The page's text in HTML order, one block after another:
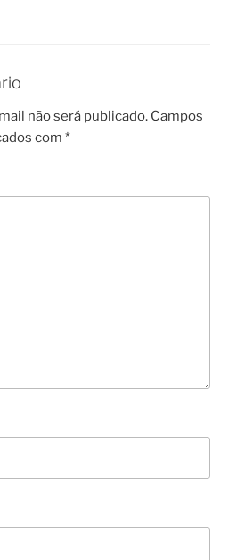
não será publicado. Campos
com *